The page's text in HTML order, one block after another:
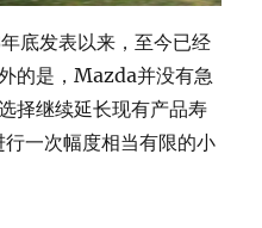
底发表以来，至今已经
的是，Mazda并没有急
择继续延长现有产品寿
一次幅度相当有限的小